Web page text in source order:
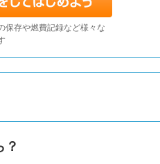
保存や燃費記録など様々な
？